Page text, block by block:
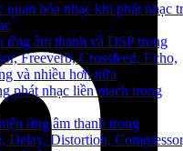
quan hóa nhạc khi phát nhạc
ứng âm thanh và DSP trong
Freeverb, Crossfeed, Echo,
và nhiều hơn nữa
phát nhạc liền mạch trong
ứng âm thanh trong
Delay, Distortion,